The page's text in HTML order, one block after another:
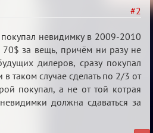
#2
невидимку в 2009-2010
70$ за вещь, причём ни разу не
дилеров, сразу покупал
в таком случае сделать по 2/3 от
покупал, а не от той котрая
должна сдаваться за